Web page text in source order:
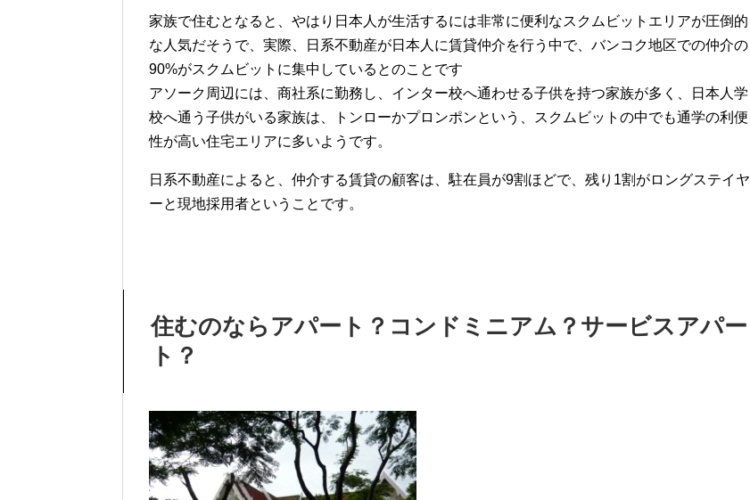
家族で住むとなると、やはり日本人が生活するには非常に便利なスクムビットエリアが圧倒的
な人気だそうで、実際、日系不動産が日本人に賃貸仲介を行う中で、バンコク地区での仲介の
90%がスクムビットに集中しているとのことです
アソーク周辺には、商社系に勤務し、インター校へ通わせる子供を持つ家族が多く、日本人学
校へ通う子供がいる家族は、トンローかプロンポンという、スクムビットの中でも通学の利便
性が高い住宅エリアに多いようです。
日系不動産によると、仲介する賃貸の顧客は、駐在員が9割ほどで、残り1割がロングステイヤ
ーと現地採用者ということです。
住むのならアパート？コンドミニアム？サービスアパー
ト？